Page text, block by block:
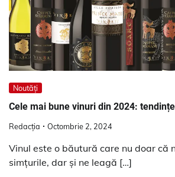
Noutăți
Cele mai bune vinuri din 2024:
Redacția Octombrie 2, 2024
Vinul este o băutură care nu doar că
simțurile, dar și ne leagă […]